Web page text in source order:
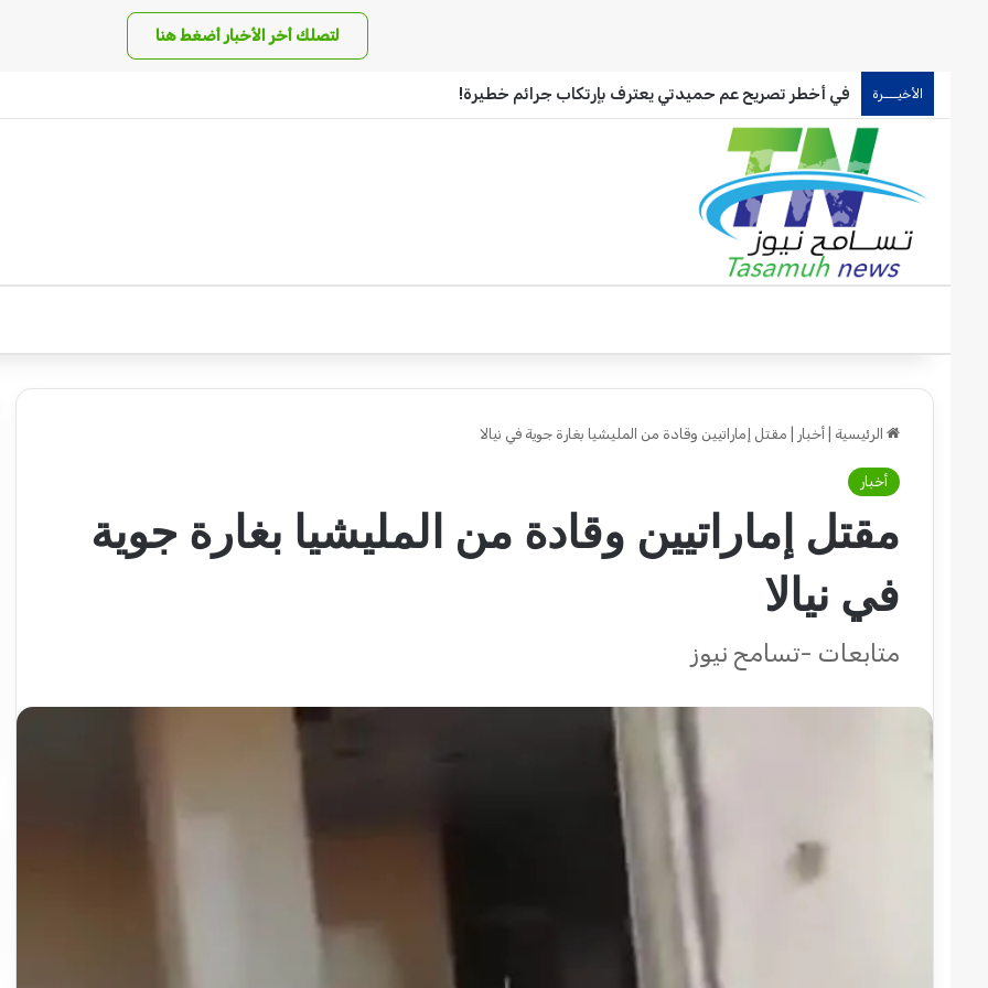
لتصلك أخر الأخبار أضغط هنا
الأخيـــرة في أخطر تصريح عم حميدتي يعترف بإرتكاب جرائم خطيرة!
الرئيسية أخبار مقتل إماراتيين وقادة من المليشيا بغارة جوية في نيالا
أخبار
مقتل إماراتيين وقادة من المليشيا بغارة جوية
في نيالا
متابعات -تسامح نيوز